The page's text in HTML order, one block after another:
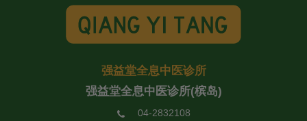
强益堂全息中医诊所
强益堂全息中医诊所(槟岛)
04-2832108